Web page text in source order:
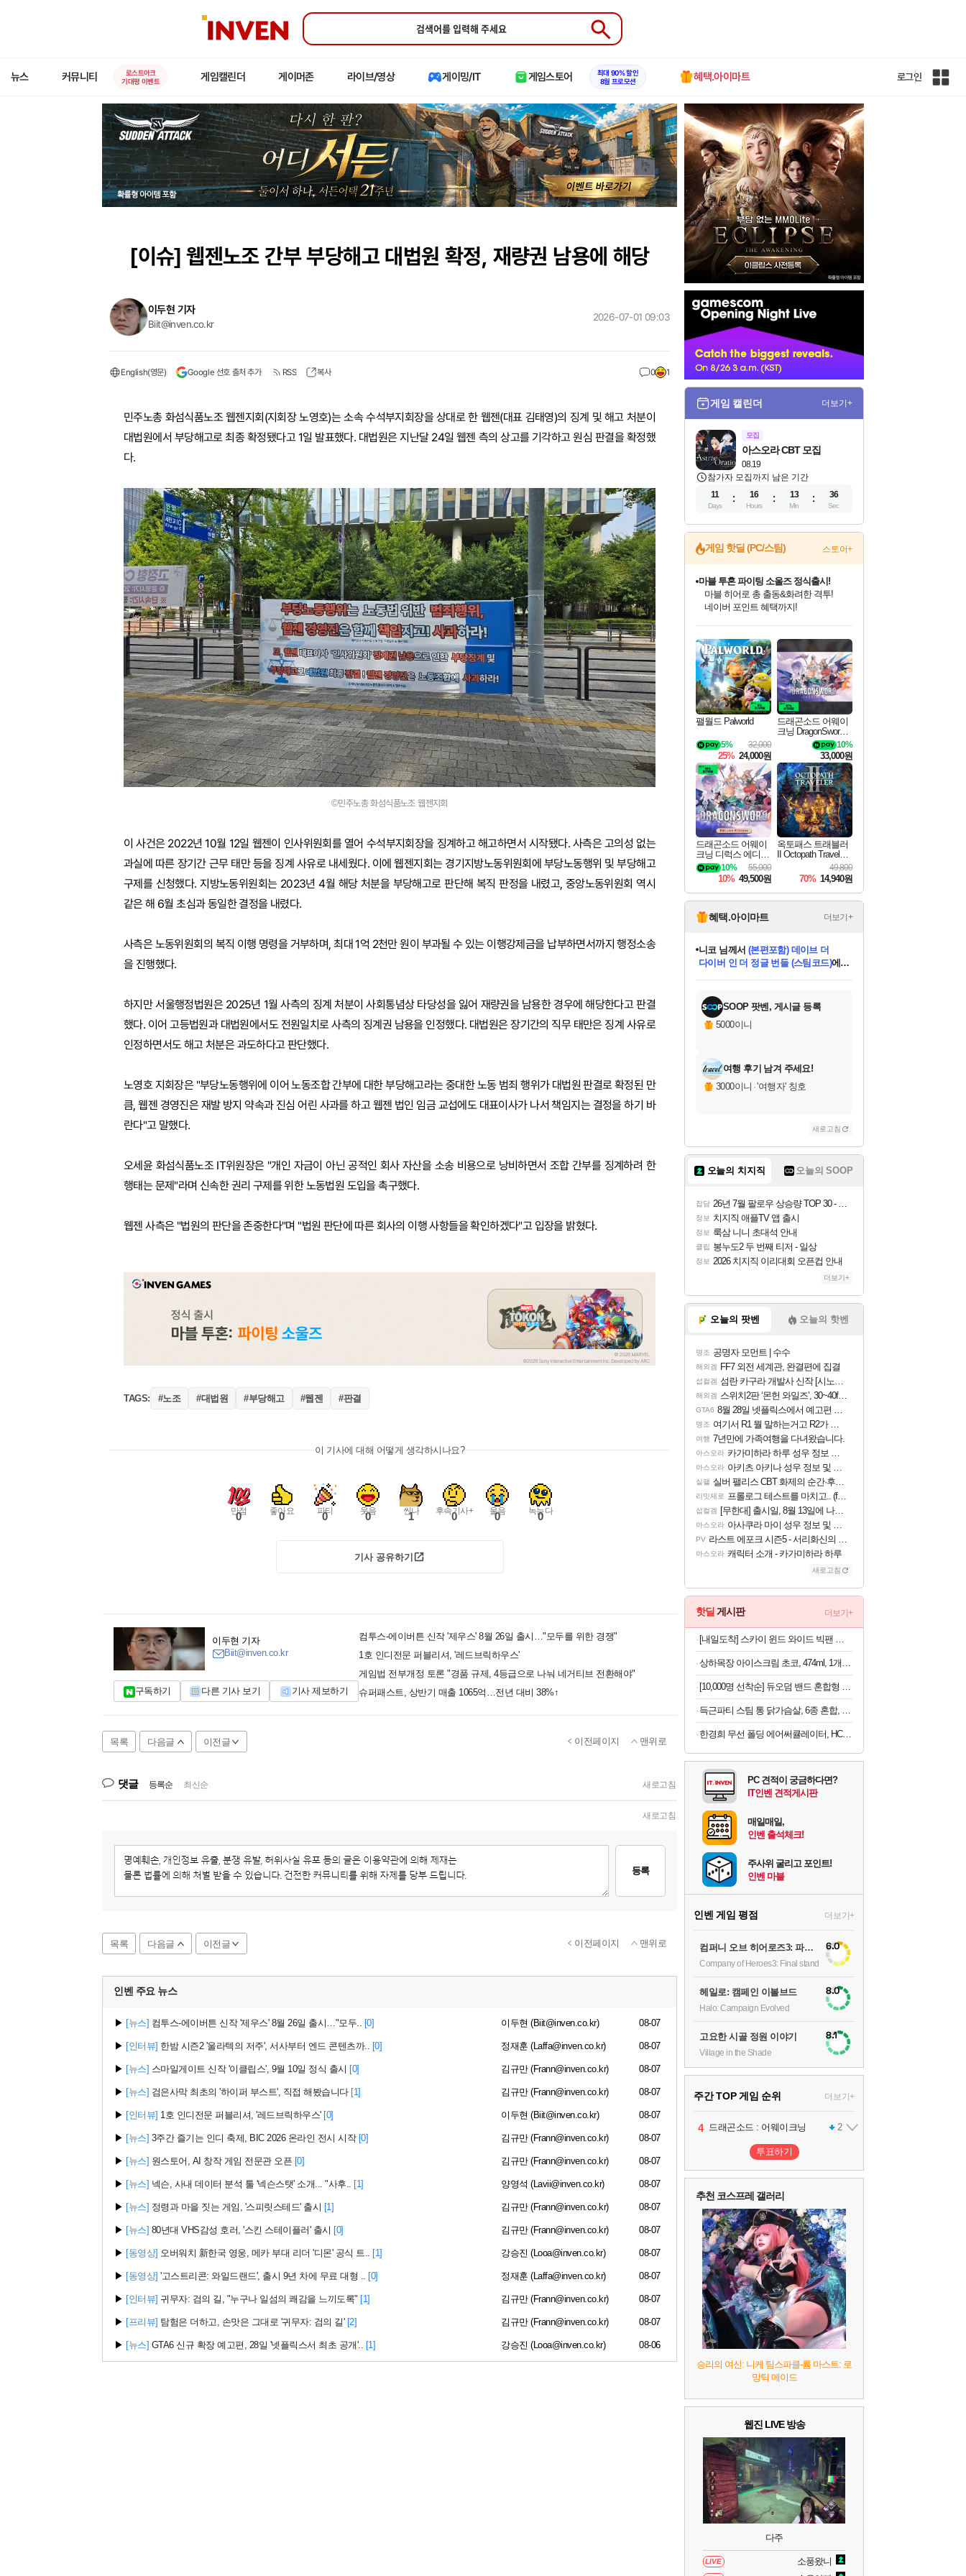
인
Submit
뉴스 커뮤니티
로스트아크
기대평 이벤트
게임캘린더 게이머존 라이브/영상 게이밍/IT 게임스토어
최대 90% 할인
8월 프로모션
혜택.아이마트 로그인
인
[이슈] 웹젠노조 간부 부당해고 대법원 확정, 재량권 남용에 해당
이두현 기자
Biit@inven.co.kr
English(영문) Google 선호 출처 추가 RSS 복사 0 1
2026-07-01 09:03
민주노총 화섬식품노조 웹젠지회(지회장 노영호)는 소속 수석부지회장을 상대로 한 웹젠(대표 김태영)의 징계 및 해고 처분이
대법원에서 부당해고로 최종 확정됐다고 1일 발표했다. 대법원은 지난달 24일 웹젠 측의 상고를 기각하고 원심 판결을 확정했
다.
©민주노총 화섬식품노조 웹젠지회
이 사건은 2022년 10월 12일 웹젠이 인사위원회를 열어 수석부지회장을 징계하고 해고하면서 시작됐다. 사측은 고의성 없는
과실에 따른 장기간 근무 태만 등을 징계 사유로 내세웠다. 이에 웹젠지회는 경기지방노동위원회에 부당노동행위 및 부당해고
구제를 신청했다. 지방노동위원회는 2023년 4월 해당 처분을 부당해고로 판단해 복직 판정을 내렸고, 중앙노동위원회 역시
같은 해 6월 초심과 동일한 결정을 내렸다.
사측은 노동위원회의 복직 이행 명령을 거부하며, 최대 1억 2천만 원이 부과될 수 있는 이행강제금을 납부하면서까지 행정소송
을 진행했다.
하지만 서울행정법원은 2025년 1월 사측의 징계 처분이 사회통념상 타당성을 잃어 재량권을 남용한 경우에 해당한다고 판결
했다. 이어 고등법원과 대법원에서도 전원일치로 사측의 징계권 남용을 인정했다. 대법원은 장기간의 직무 태만은 징계 사유로
인정하면서도 해고 처분은 과도하다고 판단했다.
노영호 지회장은 "부당노동행위에 이어 노동조합 간부에 대한 부당해고라는 중대한 노동 범죄 행위가 대법원 판결로 확정된 만
큼, 웹젠 경영진은 재발 방지 약속과 진심 어린 사과를 하고 웹젠 법인 임금 교섭에도 대표이사가 나서 책임지는 결정을 하기 바
란다"고 말했다.
오세윤 화섬식품노조 IT위원장은 "개인 자금이 아닌 공적인 회사 자산을 소송 비용으로 낭비하면서 조합 간부를 징계하려 한
행태는 문제"라며 신속한 권리 구제를 위한 노동법원 도입을 촉구했다.
웹젠 사측은 "법원의 판단을 존중한다"며 "법원 판단에 따른 회사의 이행 사항들을 확인하겠다"고 입장을 밝혔다.
TAGS: #노조 #대법원 #부당해고 #웹젠 #판결
이 기사에 대해 어떻게 생각하시나요?
만점
0 좋아요
0 파티
0 웃음
0 씬나
1 후속기사+
0 울음
0 녹는다
0
기사 공유하기
이두현 기자
Biit@inven.co.kr
구독하기 다른 기사 보기 기사 제보하기
컴투스-에이버튼 신작 '제우스' 8월 26일 출시…"모두를 위한 경쟁"
1호 인디전문 퍼블리셔, '레드브릭하우스'
게임법 전부개정 토론 "경품 규제, 4등급으로 나눠 네거티브 전환해야"
슈퍼패스트, 상반기 매출 1065억…전년 대비 38%↑
목록 다음글 이전글 이전페이지 맨위로
댓글 등록순 최신순 새로고침
새로고침
등록
목록 다음글 이전글 이전페이지 맨위로
인벤 주요 뉴스
▶ [뉴스] 컴투스-에이버튼 신작 '제우스' 8월 26일 출시…"모두.. [0] 이두현 (Biit@inven.co.kr) 08-07
▶ [인터뷰] 한밤 시즌2 '울라텍의 저주', 서사부터 엔드 콘텐츠까.. [0] 정재훈 (Laffa@inven.co.kr) 08-07
▶ [뉴스] 스마일게이트 신작 '이클립스', 9월 10일 정식 출시 [0] 김규만 (Frann@inven.co.kr) 08-07
▶ [뉴스] 검은사막 최초의 '하이퍼 부스트', 직접 해봤습니다 [1] 김규만 (Frann@inven.co.kr) 08-07
▶ [인터뷰] 1호 인디전문 퍼블리셔, '레드브릭하우스' [0] 이두현 (Biit@inven.co.kr) 08-07
▶ [뉴스] 3주간 즐기는 인디 축제, BIC 2026 온라인 전시 시작 [0] 김규만 (Frann@inven.co.kr) 08-07
▶ [뉴스] 원스토어, AI 창작 게임 전문관 오픈 [0] 김규만 (Frann@inven.co.kr) 08-07
▶ [뉴스] 넥슨, 사내 데이터 분석 툴 '넥슨스탯' 소개... "사후.. [1] 양영석 (Lavii@inven.co.kr) 08-07
▶ [뉴스] 정령과 마을 짓는 게임, '스피릿스테드' 출시 [1] 김규만 (Frann@inven.co.kr) 08-07
▶ [뉴스] 80년대 VHS감성 호러, '스킨 스테이플러' 출시 [0] 김규만 (Frann@inven.co.kr) 08-07
▶ [동영상] 오버워치 新한국 영웅, 메카 부대 리더 '디몬' 공식 트.. [1] 강승진 (Looa@inven.co.kr) 08-07
▶ [동영상] '고스트리콘: 와일드랜드', 출시 9년 차에 무료 대형 .. [0] 정재훈 (Laffa@inven.co.kr) 08-07
▶ [인터뷰] 귀무자: 검의 길, "누구나 일섬의 쾌감을 느끼도록" [1] 김규만 (Frann@inven.co.kr) 08-07
▶ [프리뷰] 탐험은 더하고, 손맛은 그대로 '귀무자: 검의 길' [2] 김규만 (Frann@inven.co.kr) 08-07
▶ [뉴스] GTA6 신규 확장 예고편, 28일 '넷플릭스서 최초 공개'.. [1] 강승진 (Looa@inven.co.kr) 08-06
벤
게임 캘린더 더보기+
모집
08.19
아스오라 CBT 모집
참가자 모집까지 남은 기간
11
Days
16
Hours
13
Min
35
Sec
게임 핫딜 (PC/스팀) 스토어+
최대 90% 할인가를 만나보세요!
네이버혜택과 함께 만나보세요!
50%할인&추가 적립까지!
마블 투혼 파이팅 소울즈 정식출시!
마블 히어로 총 출동&화려한 격투!
네이버 포인트 혜택까지!
이니&베니 혜택까지!
네이버 혜택가와 함께 예약하세요!
할인&네이버혜택으로 만나보세요!
네이버페이 혜택과 만나보세요!
40주년 프로모션으로 만나보세요!
할인가에 만나보세요!
일부 에디션 상시 할인!
혜택으로 예약 판매 중
편안하게 충전하세요
팰월드 Palworld
32,000
5%
25% 24,000원
드래곤소드 어웨이
크닝 DragonSword A
10%
33,000원
드래곤소드 어웨이
크닝 디럭스 에디션
DragonSword Awake
ning Deluxe Edition
55,000
10%
10% 49,500원
옥토패스 트래블러
II Octopath Traveler I
49,800
70% 14,940원
혜택.아이마트 더보기+
교환.
당첨되셨습니다.
니코님께서 (본편포함) 데이브 더
다이버 인 더 정글 번들 (스팀코드)에
당첨되셨습니다.
당첨되셨습니다.
당첨되셨습니다.
당첨되셨습니다.
당첨되셨습니다.
에디션 (스팀코드) 를 교환.
당첨되셨습니다.
SOOP 팟벤, 게시글 등록
5000이니
여행 후기 남겨 주세요!
3000이니 ·'여행자' 칭호
새로고침
오늘의 치지직 오늘의 SOOP
잡담 26년 7월 팔로우 상승량 TOP 30 - 월간 치지직
정보 치지직 애플TV 앱 출시
정보 룩삼 니니 초대석 안내
클립 봉누도2 두 번째 티저 - 일상
정보 2026 치지직 이리대회 오픈컵 안내
더보기+
오늘의 팟벤 오늘의 핫벤
명조 공명자 모먼트 | 수수
해외겜 FF7 외전 세계관, 완결편에 집결
섭컬겜 섬란 카구라 개발사 신작 [시노비 넥서스] 연내 출시 예정
해외겜 스위치2판 ‘몬헌 와일즈’, 30~40fps 목표 추정
GTA6 8월 28일 넷플릭스에서 예고편 공개 예정
명조 여기서 R1 뭘 말하는거고 R2가 뭘말하는걸까요?
여행 7년만에 가족여행을 다녀왔습니다.
아스오라 카가미하라 하루 성우 정보 및 주요 필모
아스오라 아키츠 아키나 성우 정보 및 주요 필모
실팰 실버 팰리스 CBT 화제의 순간·후기 모음
리밋제로 프롤로그 테스트를 마치고.. (feat. 리아)
섭컬겜 [무한대] 출시일, 8월 13일에 나오나
아스오라 아사쿠라 마이 성우 정보 및 주요 필모
PV 라스트 에포크 시즌5 - 서리화신의 분노 티저
아스오라 캐릭터 소개 - 카가미하라 하루
새로고침
핫딜 게시판 더보기+
[내일도착] 스카이 윈드 와이드 빅팬 접이식 선풍기, 카키, 3개
상하목장 아이스크림 초코, 474ml, 1개 + 프로즌 그릭요거트, 350ml, 3종 + 바이오 요거트 파르페, 220ml, 4개
[10,000명 선착순] 듀오덤 밴드 혼합형 8매
득근파티 스팀 통 닭가슴살, 6종 혼합, 100g, 30팩
한경희 무선 폴딩 에어써큘레이터, HC-120F, 아이보리, 1개
PC 견적이 궁금하다면?
IT인벤 견적게시판
매일매일,
인벤 출석체크!
주사위 굴리고 포인트!
인벤 마블
인벤 게임 평점 더보기+
컴퍼니 오브 히어로즈3: 파이널 스탠드
Company of Heroes3: Final stand
6.0
헤일로: 캠페인 이볼브드
Halo: Campaign Evolved
8.0
고요한 시골 정원 이야기
Village in the Shade
8.1
주간 TOP 게임 순위 더보기+
1 팰월드
2 1
3 프로야구스피리츠2026 2
4 드래곤소드 : 어웨이크닝 2
5 블라인드 삼국 1
6 그랑블루 판타지 리링크 - 엔드리스 라그나로크 1
7 리듬 천국 미라클 스타즈 2
8 헤일로: 캠페인 이볼브드 2
9 캡틴 츠바사 2 월드 파이터즈
투표하기
추천 코스프레 갤러리
승리의 여신: 니케 팀스파클-륨 마스트: 로
망틱 메이드
웹진 LIVE 방송
다주
LIVE 소풍왔니